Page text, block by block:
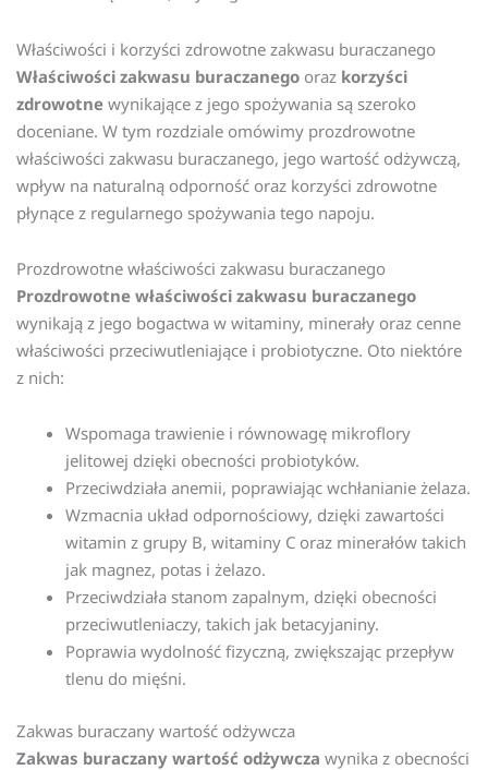
Właściwości i korzyści zdrowotne zakwasu buraczanego
Właściwości zakwasu buraczanego oraz korzyści
zdrowotne wynikające z jego spożywania są szeroko
doceniane. W tym rozdziale omówimy prozdrowotne
właściwości zakwasu buraczanego, jego wartość odżywczą,
wpływ na naturalną odporność oraz korzyści zdrowotne
płynące z regularnego spożywania tego napoju.
Prozdrowotne właściwości zakwasu buraczanego
Prozdrowotne właściwości zakwasu buraczanego
wynikają z jego bogactwa w witaminy, minerały oraz cenne
właściwości przeciwutleniające i probiotyczne. Oto niektóre
z nich:
Wspomaga trawienie i równowagę mikroflory
jelitowej dzięki obecności probiotyków.
Przeciwdziała anemii, poprawiając wchłanianie żelaza.
Wzmacnia układ odpornościowy, dzięki zawartości
witamin z grupy B, witaminy C oraz minerałów takich
jak magnez, potas i żelazo.
Przeciwdziała stanom zapalnym, dzięki obecności
przeciwutleniaczy, takich jak betacyjaniny.
Poprawia wydolność fizyczną, zwiększając przepływ
tlenu do mięśni.
Zakwas buraczany wartość odżywcza
Zakwas buraczany wartość odżywcza wynika z obecności